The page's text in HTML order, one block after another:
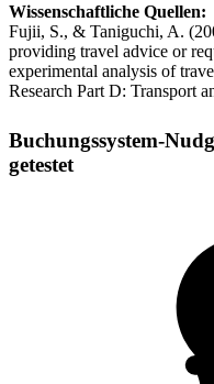
Wissenschaftliche Quellen:
Fujii, S., & Taniguchi, A.
providing travel advice or
experimental analysis of
Research Part D: Transport
Buchungssystem-
getestet